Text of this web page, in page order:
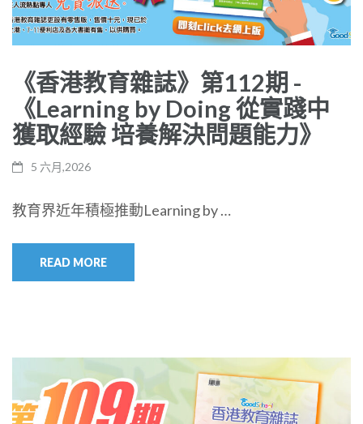
《香港教育雜誌》第112期 -
《Learning by Doing 從實踐中
獲取經驗 培養解決問題能力》
5 六月,2026
教育界近年積極推動Learning by …
READ MORE